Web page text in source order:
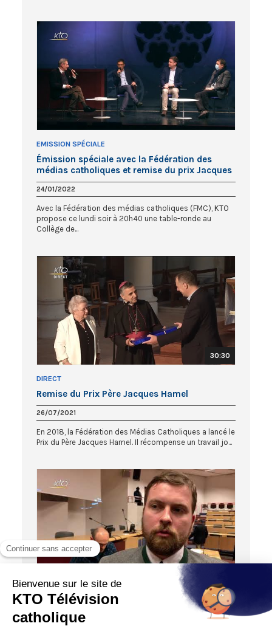
EMISSION SPÉCIALE
Émission spéciale avec la Fédération des
médias catholiques et remise du prix Jacques
Hamel
24/01/2022
Avec la Fédération des médias catholiques (FMC), KTO
propose ce lundi soir à 20h40 une table-ronde au
Collège de...
30:30
DIRECT
Remise du Prix Père Jacques Hamel
26/07/2021
En 2018, la Fédération des Médias Catholiques a lancé le
Prix du Père Jacques Hamel. Il récompense un travail jo...
ACTUALITÉS
Le journaliste Pierre Jova reçoit le prix
Jacques Hamel